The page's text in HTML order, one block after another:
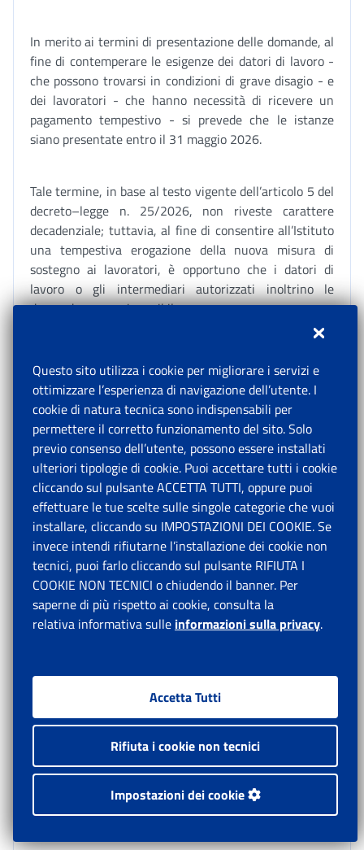
In merito ai termini di presentazione delle domande, al
fine di contemperare le esigenze dei datori di lavoro -
che possono trovarsi in condizioni di grave disagio - e
dei lavoratori - che hanno necessità di ricevere un
pagamento tempestivo - si prevede che le istanze
siano presentate entro il 31 maggio 2026.
Tale termine, in base al testo vigente dell’articolo 5 del
decreto–legge n. 25/2026, non riveste carattere
decadenziale; tuttavia, al fine di consentire all’Istituto
una tempestiva erogazione della nuova misura di
sostegno ai lavoratori, è opportuno che i datori di
lavoro o gli intermediari autorizzati inoltrino le
domande con ogni possibile urgenza.
Le domande possono essere presentate a partire dal
14 aprile 2026, come comunicato con il messaggio n.
1272 del 14 aprile 2026, con il quale sono state fornite
le prime indicazioni in merito alla modalità di
presentazione delle domande di concessione della
prestazione.
4.1 Modalità di compilazione delle
domande per i datori di lavoro
privati, esclusi i datori di lavoro
Riguardo alle modalità di compilazione della domanda, i
datori di lavoro privati, esclusi i datori di lavoro
agricoli, direttamente o tramite i propri intermediari
autorizzati, ai fini della richiesta della misura di
sostegno in argomento devono accedere in via
telematica attraverso la piattaforma “OMNIA IS”.
Questo sito utilizza i cookie per migliorare i servizi e
ottimizzare l’esperienza di navigazione dell’utente. I
cookie di natura tecnica sono indispensabili per
permettere il corretto funzionamento del sito. Solo
previo consenso dell’utente, possono essere installati
ulteriori tipologie di cookie. Puoi accettare tutti i cookie
cliccando sul pulsante ACCETTA TUTTI, oppure puoi
effettuare le tue scelte sulle singole categorie che vuoi
installare, cliccando su IMPOSTAZIONI DEI COOKIE. Se
invece intendi rifiutarne l’installazione dei cookie non
tecnici, puoi farlo cliccando sul pulsante RIFIUTA I
COOKIE NON TECNICI o chiudendo il banner. Per
saperne di più rispetto ai cookie, consulta la
relativa informativa sulle informazioni sulla privacy.
Accetta Tutti
Rifiuta i cookie non tecnici
Impostazioni dei cookie